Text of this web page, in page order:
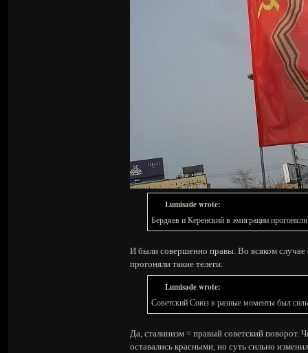
Lumisade wrote:
Бердяев и Керенский в эмиграции
И были совершенно правы. Во всяком
прогоняли такие телеги.
Lumisade wrote:
Советский Союз в разные моменты был
Да, сталинизм = правый советский поворот.
оставались красными, но суть сильно